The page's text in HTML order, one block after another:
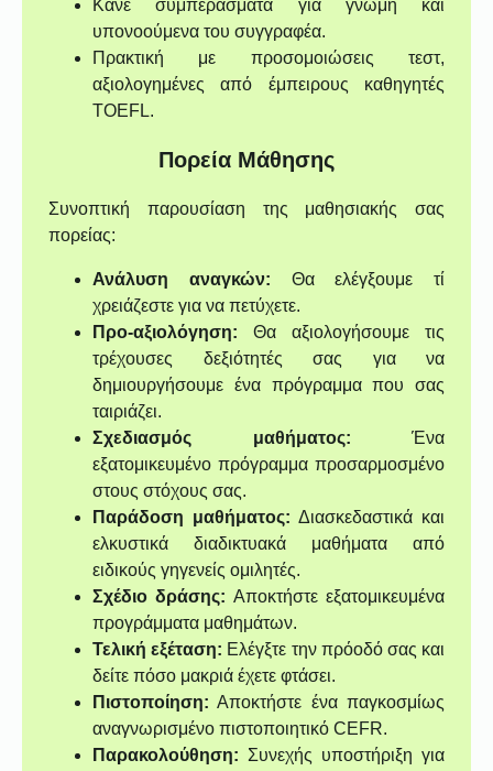
Κάνε συμπεράσματα για γνώμη και
υπονοούμενα του συγγραφέα.
Πρακτική με προσομοιώσεις τεστ,
αξιολογημένες από έμπειρους καθηγητές
TOEFL.
Πορεία Μάθησης
Συνοπτική παρουσίαση της μαθησιακής σας
πορείας:
Ανάλυση αναγκών: Θα ελέγξουμε τί
χρειάζεστε για να πετύχετε.
Προ-αξιολόγηση: Θα αξιολογήσουμε τις
τρέχουσες δεξιότητές σας για να
δημιουργήσουμε ένα πρόγραμμα που σας
ταιριάζει.
Σχεδιασμός μαθήματος: Ένα
εξατομικευμένο πρόγραμμα προσαρμοσμένο
στους στόχους σας.
Παράδοση μαθήματος: Διασκεδαστικά και
ελκυστικά διαδικτυακά μαθήματα από
ειδικούς γηγενείς ομιλητές.
Σχέδιο δράσης: Αποκτήστε εξατομικευμένα
προγράμματα μαθημάτων.
Τελική εξέταση: Ελέγξτε την πρόοδό σας και
δείτε πόσο μακριά έχετε φτάσει.
Πιστοποίηση: Αποκτήστε ένα παγκοσμίως
αναγνωρισμένο πιστοποιητικό CEFR.
Παρακολούθηση: Συνεχής υποστήριξη για